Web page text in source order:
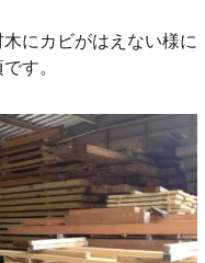
にカビがはえない様に
す。